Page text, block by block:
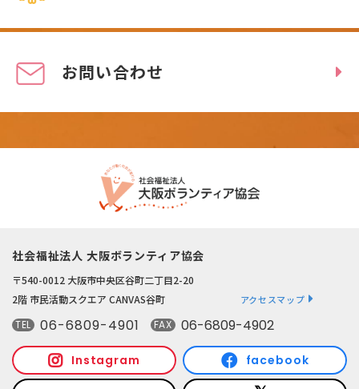
お問い合わせ
社会福祉法人 大阪ボランティア協会
〒540-0012 大阪市中央区谷町二丁目2-20
2階 市民活動スクエア CANVAS谷町
アクセスマップ
TEL 06-6809-4901 FAX 06-6809-4902
Instagram facebook